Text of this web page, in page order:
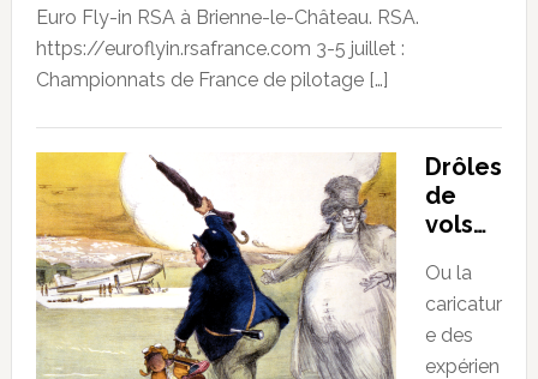
Euro Fly-in RSA à Brienne-le-Château. RSA.
https://euroflyin.rsafrance.com 3-5 juillet :
Championnats de France de pilotage […]
Drôles
de
vols…
Ou la
caricatur
e des
expérien